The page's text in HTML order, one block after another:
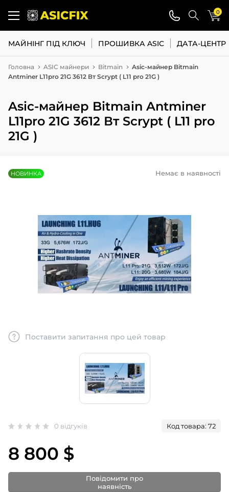
0
МАЙНІНГ ПІД КЛЮЧ ПРОШИВКА ASIC ДАТА-ЦЕНТР
Головна ASIC майнери Bitmain
Asic-майнер Bitmain
Antminer L11pro 21G 3612 Вт Scrypt ( L11 pro 21G )
Asic-майнер Bitmain Antminer
L11pro 21G 3612 Вт Scrypt ( L11 pro
21G )
НОВИНКА Немає в наявності
Поставити запитання про цей товар
0 відгуків Код товара: 72
8 800 $
Повідомити про
наявність